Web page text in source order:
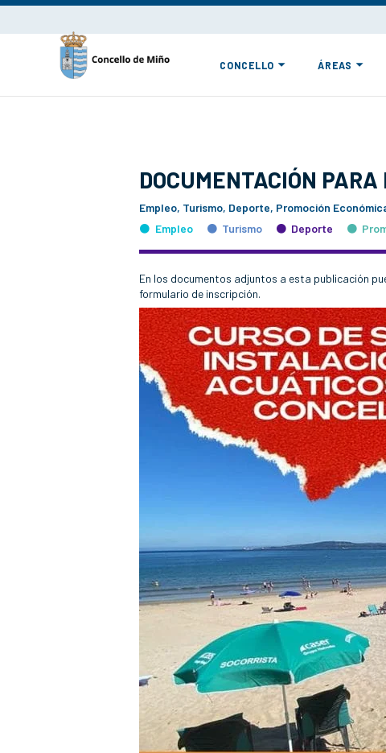
CONCELLO ÁREAS
DOCUMENTACIÓN PARA
Empleo, Turismo, Deporte, Promoción
Empleo
Turismo Deporte
En los documentos adjuntos a esta publicación
formulario de inscripción.